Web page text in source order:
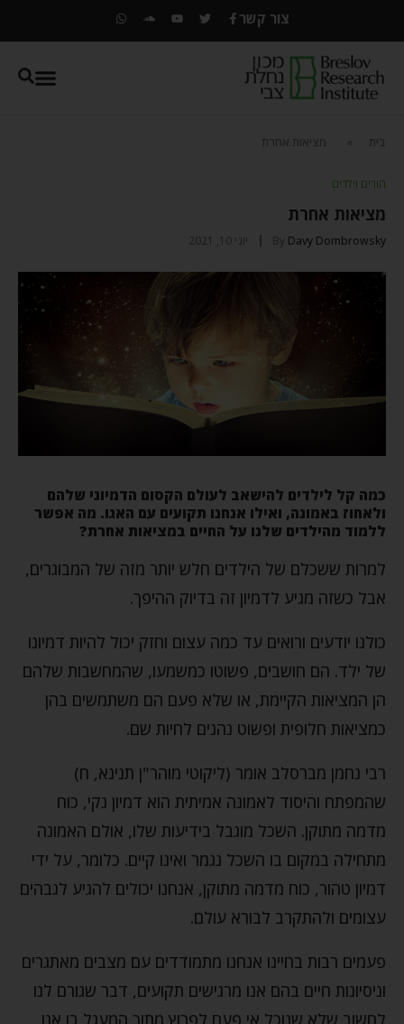
צור קשר
בית מציאות אחרת
הורים וילדים
מציאות אחרת
By Davy Dombrowsky יוני 10, 2021
כמה קל לילדים להישאב לעולם הקסום הדמיוני שלהם
ולאחוז באמונה, ואילו אנחנו תקועים עם האגו. מה אפשר
ללמוד מהילדים שלנו על החיים במציאות אחרת?
למרות ששכלם של הילדים חלש יותר מזה של המבוגרים,
אבל כשזה מגיע לדמיון זה בדיוק ההיפך.
כולנו יודעים ורואים עד כמה עצום וחזק יכול להיות דמיונו
של ילד. הם חושבים, פשוטו כמשמעו, שהמחשבות שלהם
הן המציאות הקיימת, או שלא פעם הם משתמשים בהן
כמציאות חלופית ופשוט נהנים לחיות שם.
רבי נחמן מברסלב אומר (ליקוטי מוהר"ן תנינא, ח)
שהמפתח והיסוד לאמונה אמיתית הוא דמיון נקי, כוח
מדמה מתוקן. השכל מוגבל בידיעות שלו, אולם האמונה
מתחילה במקום בו השכל נגמר ואינו קיים. כלומר, על ידי
דמיון טהור, כוח מדמה מתוקן, אנחנו יכולים להגיע לגבהים
עצומים ולהתקרב לבורא עולם.
פעמים רבות בחיינו אנחנו מתמודדים עם מצבים מאתגרים
וניסיונות חיים בהם אנו מרגישים תקועים, דבר שגורם לנו
לחשוב שלא שנוכל אי פעם לפרוץ מתוך המעגל בו אנו